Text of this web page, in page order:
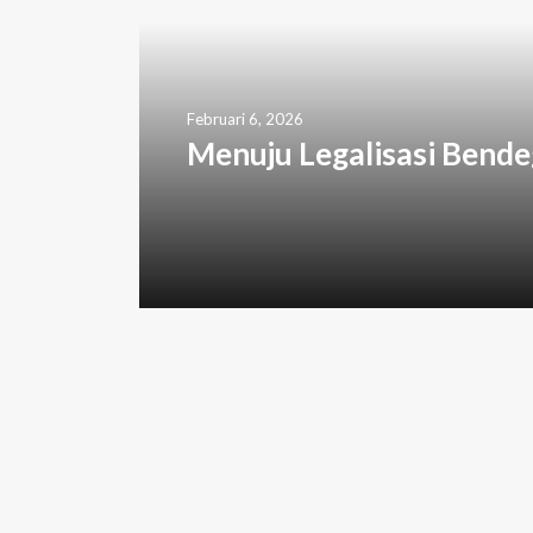
Februari 6, 2026
Menuju Legalisasi